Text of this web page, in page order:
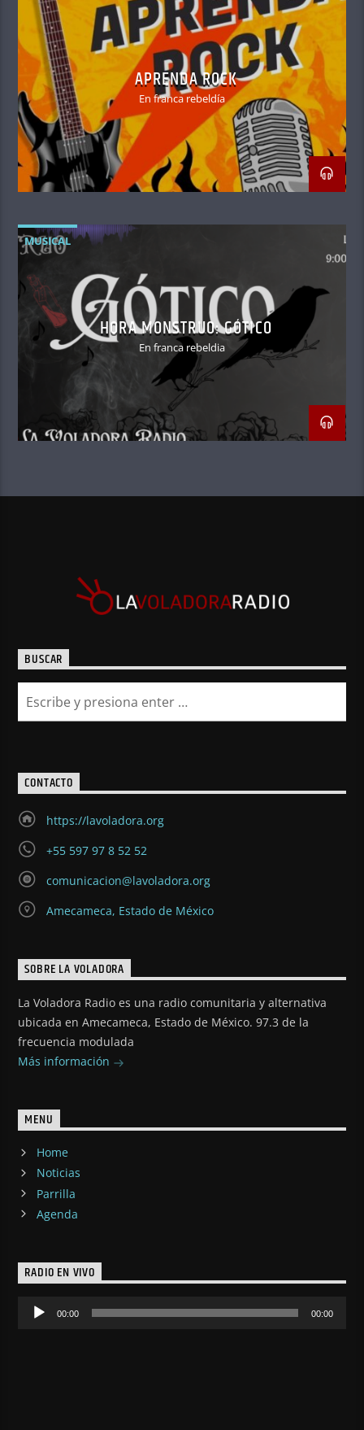
APRENDA ROCK
En franca rebeldía
MUSICAL
HORA MONSTRUO: GÓTICO
En franca rebeldia
BUSCAR
CONTACTO
https://lavoladora.org
+55 597 97 8 52 52
comunicacion@lavoladora.org
Amecameca, Estado de México
SOBRE LA VOLADORA
La Voladora Radio es una radio comunitaria y alternativa
ubicada en Amecameca, Estado de México. 97.3 de la
frecuencia modulada
Más información
MENU
Home
Noticias
Parrilla
Agenda
RADIO EN VIVO
Reproductor
00:00 00:00